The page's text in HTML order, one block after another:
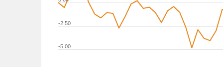
-5.00
-2.50